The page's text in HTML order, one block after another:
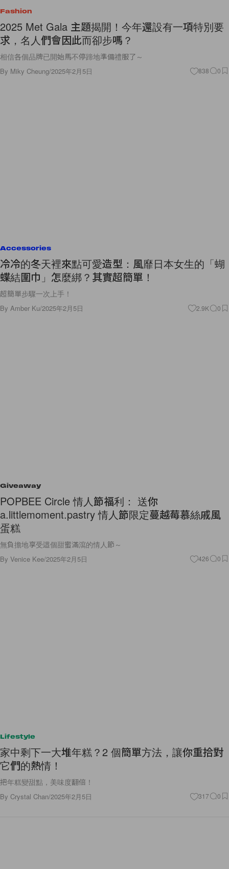
Fashion
2025 Met Gala 主題揭開！今年還設有一項特別要
求，名人們會因此而卻步嗎？
相信各個品牌已開始馬不停蹄地準備禮服了～
By Miky Cheung/2025年2月5日 838 0
Accessories
冷冷的冬天裡來點可愛造型：風靡日本女生的「蝴
蝶結圍巾」怎麼綁？其實超簡單！
超簡單步驟一次上手！
By Amber Ku/2025年2月5日 2.9K 0
Giveaway
POPBEE Circle 情人節福利： 送你
a.littlemoment.pastry 情人節限定蔓越莓慕絲戚風
蛋糕
無負擔地享受這個甜蜜滿瀉的情人節～
By Venice Kee/2025年2月5日 426 0
Lifestyle
家中剩下一大堆年糕？2 個簡單方法，讓你重拾對
它們的熱情！
把年糕變甜點，美味度翻倍！
By Crystal Chan/2025年2月5日 317 0